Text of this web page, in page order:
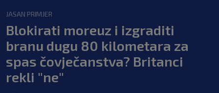
JASAN PRIMJER
Blokirati moreuz i izgraditi
branu dugu 80 kilometara za
spas čovječanstva? Britanci
rekli "ne"